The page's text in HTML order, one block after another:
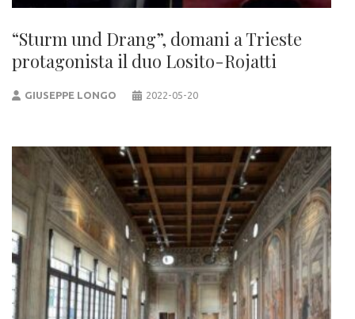
“Sturm und Drang”, domani a Trieste
protagonista il duo Losito-Rojatti
GIUSEPPE LONGO 2022-05-20